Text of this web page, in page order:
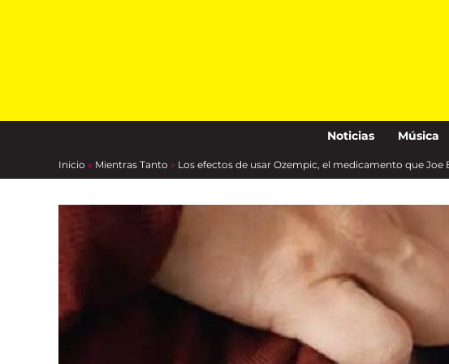
Noticias Música
Inicio » Mientras Tanto » Los efectos de usar Ozempic, el medicamento que